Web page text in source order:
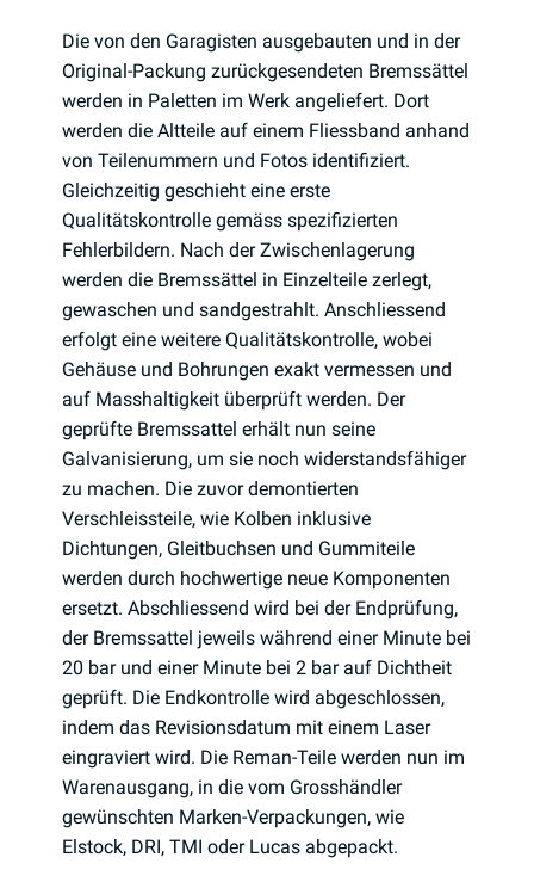
Die von den Garagisten ausgebauten und in der
Original-Packung zurückgesendeten Bremssättel
werden in Paletten im Werk angeliefert. Dort
werden die Altteile auf einem Fliessband anhand
von Teilenummern und Fotos identifiziert.
Gleichzeitig geschieht eine erste
Qualitätskontrolle gemäss spezifizierten
Fehlerbildern. Nach der Zwischenlagerung
werden die Bremssättel in Einzelteile zerlegt,
gewaschen und sandgestrahlt. Anschliessend
erfolgt eine weitere Qualitätskontrolle, wobei
Gehäuse und Bohrungen exakt vermessen und
auf Masshaltigkeit überprüft werden. Der
geprüfte Bremssattel erhält nun seine
Galvanisierung, um sie noch widerstandsfähiger
zu machen. Die zuvor demontierten
Verschleissteile, wie Kolben inklusive
Dichtungen, Gleitbuchsen und Gummiteile
werden durch hochwertige neue Komponenten
ersetzt. Abschliessend wird bei der Endprüfung,
der Bremssattel jeweils während einer Minute bei
20 bar und einer Minute bei 2 bar auf Dichtheit
geprüft. Die Endkontrolle wird abgeschlossen,
indem das Revisionsdatum mit einem Laser
eingraviert wird. Die Reman-Teile werden nun im
Warenausgang, in die vom Grosshändler
gewünschten Marken-Verpackungen, wie
Elstock, DRI, TMI oder Lucas abgepackt.